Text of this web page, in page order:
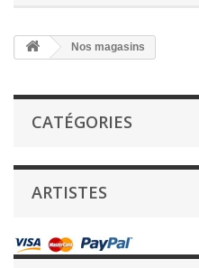
Nos magasins
CATÉGORIES
ARTISTES